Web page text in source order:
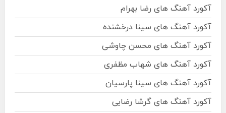
آکورد آهنگ های رضا بهرام
آکورد آهنگ های سینا درخشنده
آکورد آهنگ های محسن چاوشی
آکورد آهنگ های شهاب مظفری
آکورد آهنگ های سینا پارسیان
آکورد آهنگ های گرشا رضایی